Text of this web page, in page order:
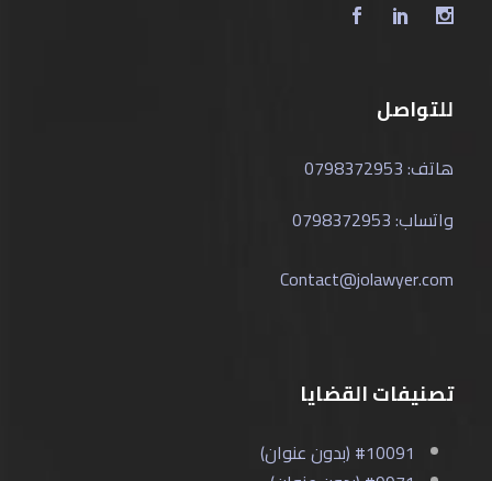
للتواصل
هاتف: 0798372953
واتساب: 0798372953
Contact@jolawyer.com
تصنيفات القضايا
#10091 (بدون عنوان)